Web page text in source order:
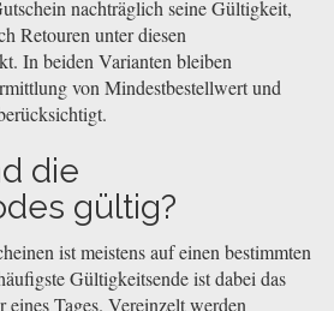
nachträglich seine Gültigkeit,
Retouren unter diesen
In beiden Varianten bleiben
von Mindestbestellwert und
die
gültig?
ist meistens auf einen bestimmten
Gültigkeitsende ist dabei das
eines Tages. Vereinzelt werden